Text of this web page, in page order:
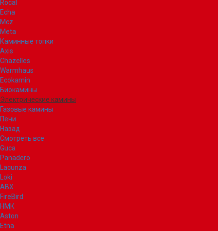
Rocal
Echa
Mcz
Meta
Каминные топки
Axis
Chazelles
Warmhaus
Ecokamin
Биокамины
Электрические камины
Газовые камины
Печи
Назад
Смотреть все
Guca
Panadero
Lacunza
Loki
ABX
FireBird
НМК
Aston
Etna